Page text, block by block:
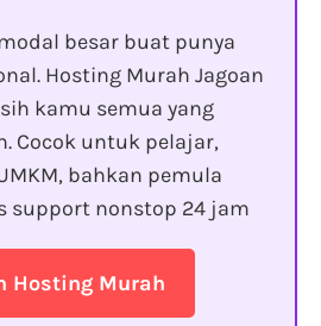
besar buat punya
Hosting Murah Jagoan
kamu semua yang
Cocok untuk pelajar,
bahkan pemula
support nonstop 24 jam
Hosting Murah